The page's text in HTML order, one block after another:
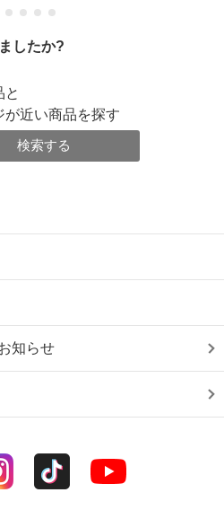
したか?
と
が近い商品を探す
検索する
知らせ